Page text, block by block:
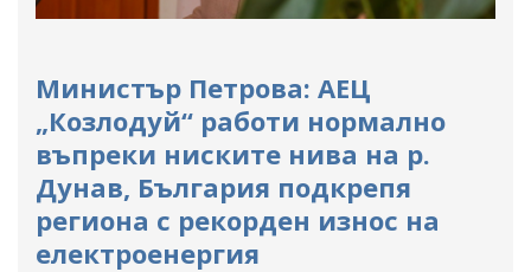
Министър Петрова: АЕЦ
„Козлодуй“ работи нормално
въпреки ниските нива на р.
Дунав, България подкрепя
региона с рекорден износ на
електроенергия